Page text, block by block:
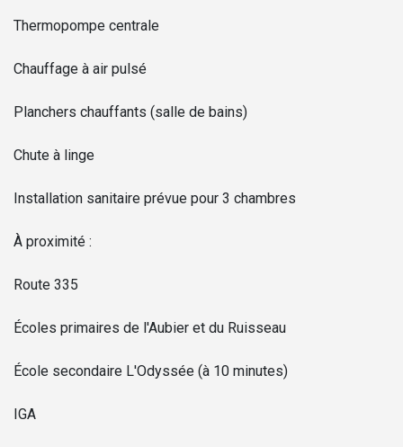
Thermopompe centrale
Chauffage à air pulsé
Planchers chauffants (salle de bains)
Chute à linge
Installation sanitaire prévue pour 3 chambres
À proximité :
Route 335
Écoles primaires de l'Aubier et du Ruisseau
École secondaire L'Odyssée (à 10 minutes)
IGA